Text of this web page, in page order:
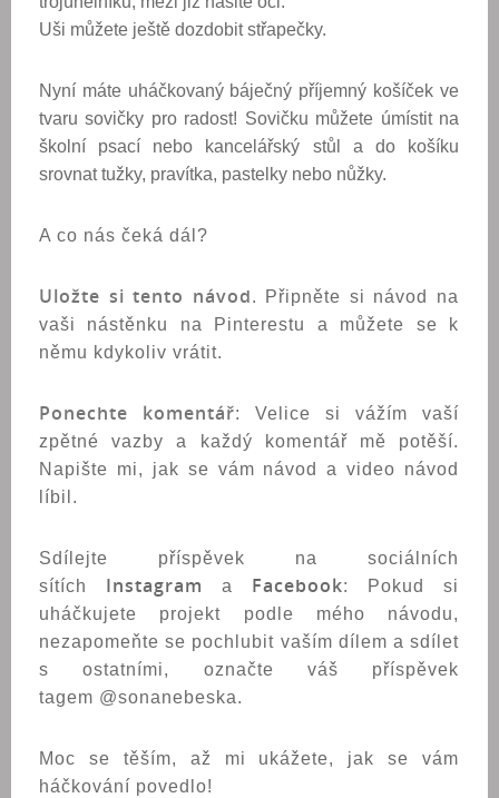
Uši můžete ještě dozdobit střapečky.
Nyní máte uháčkovaný báječný příjemný košíček ve
tvaru sovičky pro radost! Sovičku můžete úmístit na
školní psací nebo kancelářský stůl a do košíku
srovnat tužky, pravítka, pastelky nebo nůžky.
A co nás čeká dál?
Uložte si tento návod. Připněte si návod na
vaši nástěnku na Pinterestu a můžete se k
němu kdykoliv vrátit.
Ponechte komentář: Velice si vážím vaší
zpětné vazby a každý komentář mě potěší.
Napište mi, jak se vám návod a video návod
líbil.
Sdílejte příspěvek na sociálních
sítích Instagram a Facebook: Pokud si
uháčkujete projekt podle mého návodu,
nezapomeňte se pochlubit vaším dílem a sdílet
s ostatními, označte váš příspěvek
tagem @sonanebeska.
Moc se těším, až mi ukážete, jak se vám
háčkování povedlo!